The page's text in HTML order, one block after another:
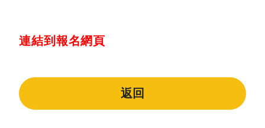
連結到報名網頁
返回